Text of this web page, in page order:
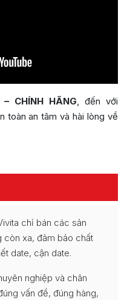
CHÍNH HÃNG, đến với
toàn an tâm và hài lòng về
chỉ bán các sản
còn xa, đảm bảo chất
date, cận date.
nghiệp và chân
vấn đề, đúng hàng,